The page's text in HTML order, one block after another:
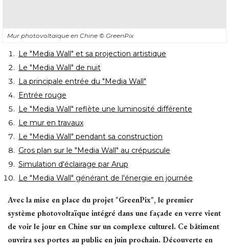
Mur photovoltaique en Chine © GreenPix
Le "Media Wall" et sa projection artistique
Le "Media Wall" de nuit
La principale entrée du "Media Wall"
Entrée rouge
Le "Media Wall" reflète une luminosité différente
Le mur en travaux
Le "Media Wall" pendant sa construction
Gros plan sur le "Media Wall" au crépuscule
Simulation d'éclairage par Arup
Le "Media Wall" générant de l'énergie en journée
Avec la mise en place du projet "GreenPix", le premier
système photovoltaïque intégré dans une façade en verre vient
de voir le jour en Chine sur un complexe culturel. Ce bâtiment
ouvrira ses portes au public en juin prochain. Découverte en